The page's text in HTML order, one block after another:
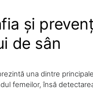
și
de sân
una dintre
femeilor, însă